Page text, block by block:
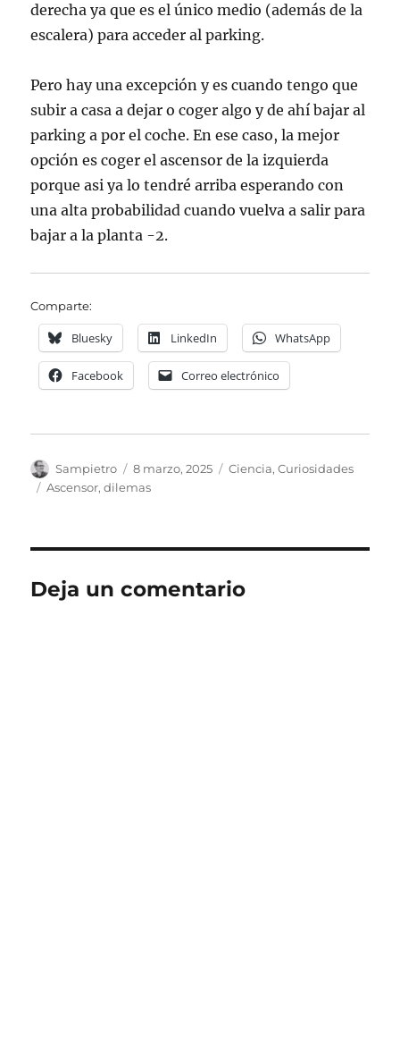
derecha ya que es el único medio (además de la
escalera) para acceder al parking.
Pero hay una excepción y es cuando tengo que
subir a casa a dejar o coger algo y de ahí bajar al
parking a por el coche. En ese caso, la mejor
opción es coger el ascensor de la izquierda
porque asi ya lo tendré arriba esperando con
una alta probabilidad cuando vuelva a salir para
bajar a la planta -2.
Comparte:
Bluesky LinkedIn WhatsApp
Facebook Correo electrónico
Autor
Sampietro
Publicado
el
8 marzo, 2025 Categorías
Ciencia,Curiosidades
Etiquetas
Ascensor,dilemas
Deja un comentario